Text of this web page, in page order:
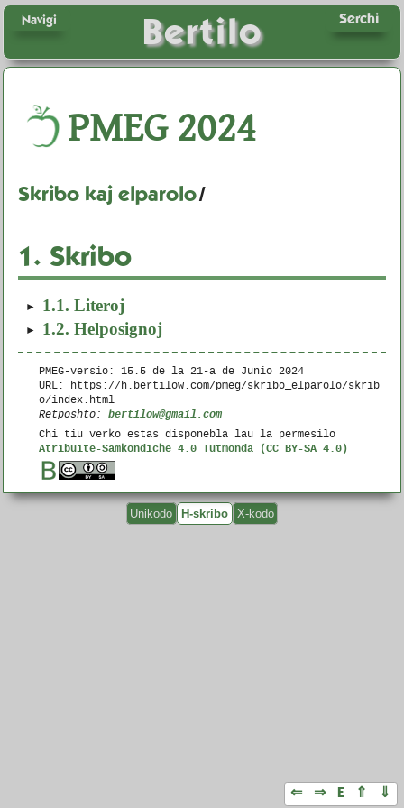
Bertilo Serchi
Navigi
PMEG2024
Skribo kaj elparolo/
1. Skribo
1.1. Literoj
1.2. Helposignoj
PMEG-versio: 15.5 de la21-a de Junio 2024
URL: https://h.bertilow.com/pmeg/skribo_elparolo/skrib
o/index.html
Retposhto:bertilow@gmail.com
Chi tiu verko estas disponebla lau la permesilo
Atribuite-Samkondiche 4.0 Tutmonda (CC BY-SA 4.0)
Unikodo H-skribo X-kodo
⇐ ⇒ E ⇑ ⇓